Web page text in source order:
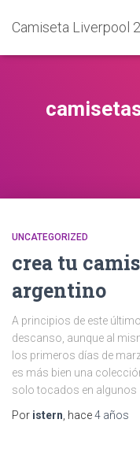
Camiseta Liverpool
UNCATEGORIZED
crea tu
argentino
A principios de este
descanso, aunque al
los primeros días de
es más bien una
solo tocados en algunos
Por istern , hace4 años